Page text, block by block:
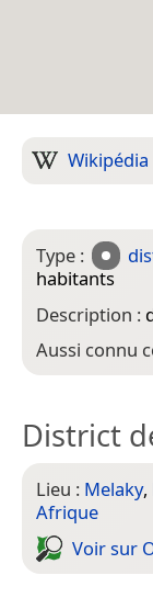
Wikipédia
Type :
habitants
Description :
Aussi connu
District
Lieu : Melaky,
Afrique
Voir sur